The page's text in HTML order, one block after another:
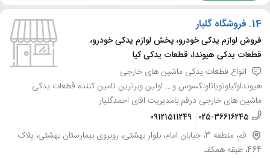
14. فروشگاه گلیار
فروش لوازم یدکی خودرو، پخش لوازم یدکی خودرو،
قطعات یدکی هیوندا، قطعات یدکی کیا
انواع قطعات یدکی ماشین های خارجی
هیونداوکیاوتویاتاولکسوس و... اولین وبرترین تامین کننده قطعات یدکی
ماشین های خارجی درقم بامدیریت اقای احمدگلیار
025-36616245
09121511249
قم، منطقه 3، خیابان امام، بلوار بهشتی، روبروی بیمارستان بهشتی، پلاک
464، طبقه همکف